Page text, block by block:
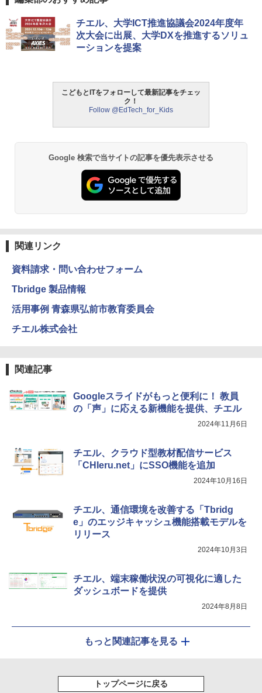
チエル、大学ICT推進協議会2024年度年
次大会に出展、大学DXを推進するソリュ
ーションを提案
こどもとITをフォローして最新記事をチェッ
ク！
Follow @EdTech_for_Kids
Google 検索で当サイトの記事を優先表示させる
関連リンク
資料請求・問い合わせフォーム
Tbridge 製品情報
活用事例 青森県弘前市教育委員会
チエル株式会社
関連記事
Googleスライドがもっと便利に！ 教員
の「声」に応える新機能を提供、チエル
2024年11月6日
チエル、クラウド型教材配信サービス
「CHIeru.net」にSSO機能を追加
2024年10月16日
チエル、通信環境を改善する「Tbridg
e」のエッジキャッシュ機能搭載モデルを
リリース
2024年10月3日
チエル、端末稼働状況の可視化に適した
ダッシュボードを提供
2024年8月8日
もっと関連記事を見る
トップページに戻る